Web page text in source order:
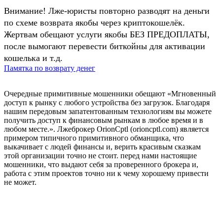
Внимание! Лже-юристы повторно разводят на деньги
по схеме возврата якобы через криптокошелёк.
Жертвам обещают услуги якобы БЕЗ ПРЕДОПЛАТЫ,
после вымогают перевести биткойны для активации
кошелька и т.д.
Памятка по возврату денег
Очередные примитивные мошенники обещают «Мгновенный
доступ к рынку с любого устройства без загрузок. Благодаря
нашим передовым запатентованным технологиям вы можете
получить доступ к финансовым рынкам в любое время и в
любом месте.». Лжеброкер OrionCptl (orioncptl.com) является
примером типичного примитивного обманщика, что
выкачивает с людей финансы и, верить красивым сказкам
этой организации точно не стоит. перед нами настоящие
мошенники, что выдают себя за проверенного брокера и,
работа с этим проектов точно ни к чему хорошему привести
не может.